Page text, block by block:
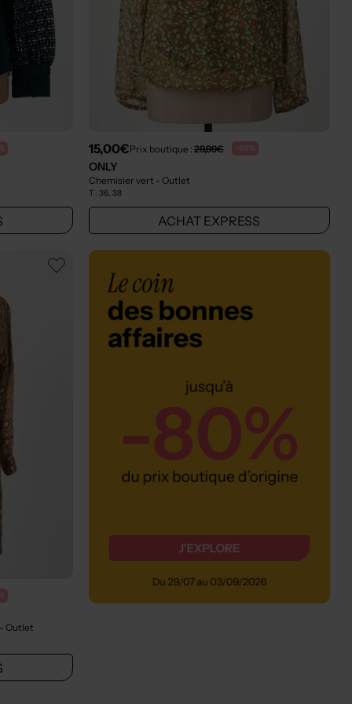
15,00€Prix boutique : 29,99€ -50%
ONLY
Chemisier vert - Outlet
T : 36, 38
ACHAT EXPRESS
Outlet